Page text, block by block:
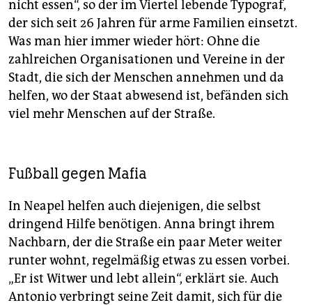
nicht essen“, so der im Viertel lebende Typograf,
der sich seit 26 Jahren für arme Familien einsetzt.
Was man hier immer wieder hört: Ohne die
zahlreichen Organisationen und Vereine in der
Stadt, die sich der Menschen annehmen und da
helfen, wo der Staat abwesend ist, befänden sich
viel mehr Menschen auf der Straße.
Fußball gegen Mafia
In Neapel helfen auch diejenigen, die selbst
dringend Hilfe benötigen. Anna bringt ihrem
Nachbarn, der die Straße ein paar Meter weiter
runter wohnt, regelmäßig etwas zu essen vorbei.
„Er ist Witwer und lebt allein“, erklärt sie. Auch
Antonio verbringt seine Zeit damit, sich für die